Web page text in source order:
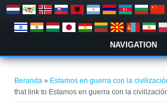
NAVIGATION
Beranda » Estamos en guerra con la
that link to Estamos en guerra con la